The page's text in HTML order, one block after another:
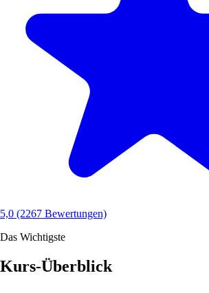
5,0 (2267 Bewertungen)
Das Wichtigste
Kurs-Überblick